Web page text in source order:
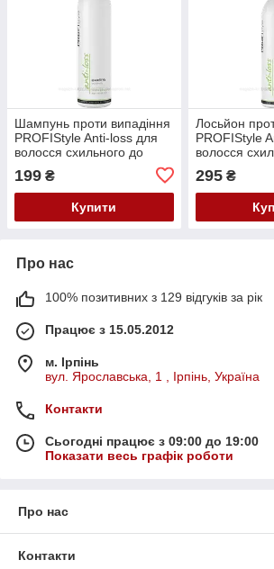
Шампунь проти випадіння
PROFIStyle Anti-loss для
волосся схильного до
199 ₴
Купити
Лосьйон
PROFIStyle
волосся
295₴
Про нас
100% позитивних з 129 відгуків за рік
Працює з 15.05.2012
м. Ірпінь
вул. Ярославська, 1 , Ірпінь, Україна
Контакти
Сьогодні працює з 09:00 до 19:00
Показати весь графік роботи
Про нас
Контакти